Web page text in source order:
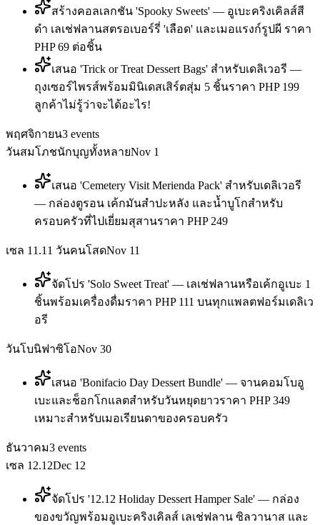
สร้างคอลเลกชัน 'Spooky Sweets' — อูเบะคริงเคิลส์สี
ดำ เลเช่ฟลานสตรอเบอร์รี่ 'เลือด' และเมอแรงก์รูปผี ราคา
PHP 69 ต่อชิ้น
เสนอ 'Trick or Treat Dessert Bags' สำหรับเดลิเวอรี —
ถุงเซอร์ไพรส์พร้อมมินิเดสเสิร์ตสุ่ม 5 ชิ้นราคา PHP 199
ลูกค้าไม่รู้ว่าจะได้อะไร!
พฤศจิกายน3 events
วันสมโภชนักบุญทั้งหลายNov 1
เสนอ 'Cemetery Visit Merienda Pack' สำหรับเดลิเวอรี
— กล่องตูรอน เค้กมันสำปะหลัง และน้ำบูโกสำหรับ
ครอบครัวที่ไปเยี่ยมสุสานราคา PHP 249
เซล 11.11 วันคนโสดNov 11
จัดโปร 'Solo Sweet Treat' — เลเช่ฟลานหรือเค้กอูเบะ 1
ชิ้นพร้อมเครื่องดื่มราคา PHP 111 บนทุกแพลตฟอร์มเดลิเว
อรี
วันโบนิฟาซิโอNov 30
เสนอ 'Bonifacio Day Dessert Bundle' — จานคอมโบอู
เบะและช็อกโกแลตสำหรับวันหยุดยาวราคา PHP 349
เหมาะสำหรับเมอเรียนดาของครอบครัว
ธันวาคม3 events
เซล 12.12Dec 12
จัดโปร '12.12 Holiday Dessert Hamper Sale' — กล่อง
ของขวัญพร้อมอูเบะคริงเคิลส์ เลเช่ฟลาน ซิลวานาส และ